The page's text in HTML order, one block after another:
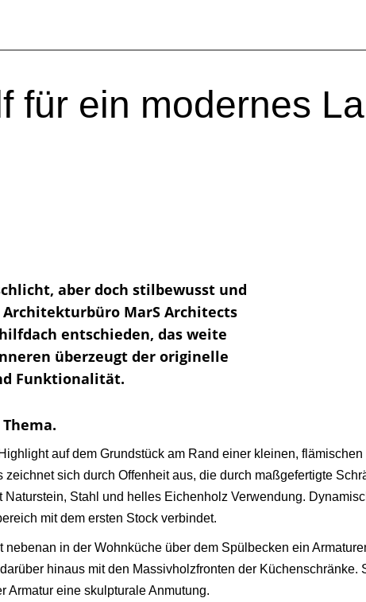
für ein modernes
aber doch stilbewusst und
MarS Architects
entschieden, das weite
überzeugt der originelle
Funktionalität.
auf dem Grundstück am Rand einer kleinen,
sich durch Offenheit aus, die durch maßgefertigte
Stahl und helles Eichenholz Verwendung.
mit dem ersten Stock verbindet.
in der Wohnküche über dem Spülbecken ein
hinaus mit den Massivholzfronten der
Armatur eine skulpturale Anmutung.